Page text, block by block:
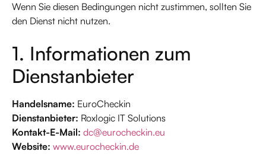
Wenn Sie diesen Bedingungen nicht zustimmen, sollten Sie
den Dienst nicht nutzen.
1. Informationen zum
Dienstanbieter
Handelsname: EuroCheckin
Dienstanbieter: Roxlogic IT Solutions
Kontakt-E-Mail: dc@eurocheckin.eu
Website: www.eurocheckin.de